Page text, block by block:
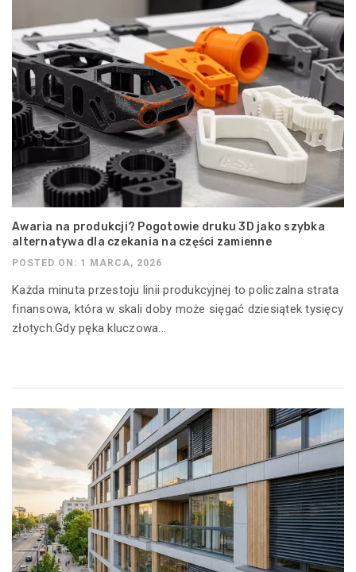
Awaria na produkcji? Pogotowie druku 3D jako szybka
alternatywa dla czekania na części zamienne
POSTED ON: 1 MARCA, 2026
Każda minuta przestoju linii produkcyjnej to policzalna strata
finansowa, która w skali doby może sięgać dziesiątek tysięcy
złotych.Gdy pęka kluczowa...